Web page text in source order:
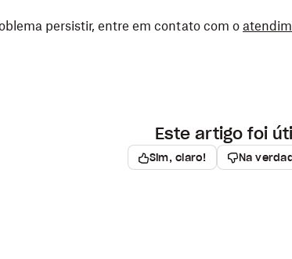
persistir, entre em contato com o
Este artigo foi
Sim, claro! Na